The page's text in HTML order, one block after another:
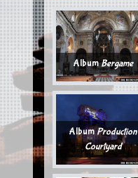
AlbumBergame
AlbumProduction
Courtyard